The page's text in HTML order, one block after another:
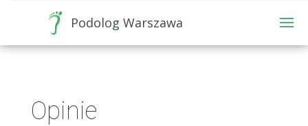
Podolog Warszawa
Opinie